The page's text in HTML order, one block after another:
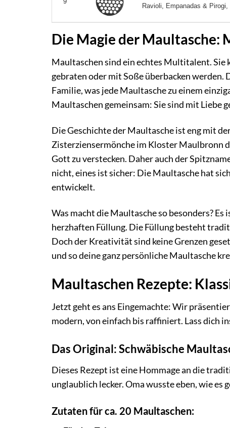
9
Ravioli, Empanadas &
Die Magie der Maultasche:
Maultaschen sind ein echtes Multitalent. Sie
gebraten oder mit Soße überbacken werden.
Familie, was jede Maultasche zu einem
Maultaschen gemeinsam: Sie sind mit Liebe
Die Geschichte der Maultasche ist eng mit
Zisterziensermönche im Kloster Maulbronn
Gott zu verstecken. Daher auch der
nicht, eines ist sicher: Die Maultasche hat
entwickelt.
Was macht die Maultasche so besonders?
herzhaften Füllung. Die Füllung besteht
Doch der Kreativität sind keine Grenzen
und so deine ganz persönliche Maultasche
Maultaschen Rezepte:
Jetzt geht es ans Eingemachte: Wir
modern, von einfach bis raffiniert. Lass dich
Das Original: Schwäbische
Dieses Rezept ist eine Hommage an die
unglaublich lecker. Oma wusste eben, wie es
Zutaten für ca. 20 Maultaschen: